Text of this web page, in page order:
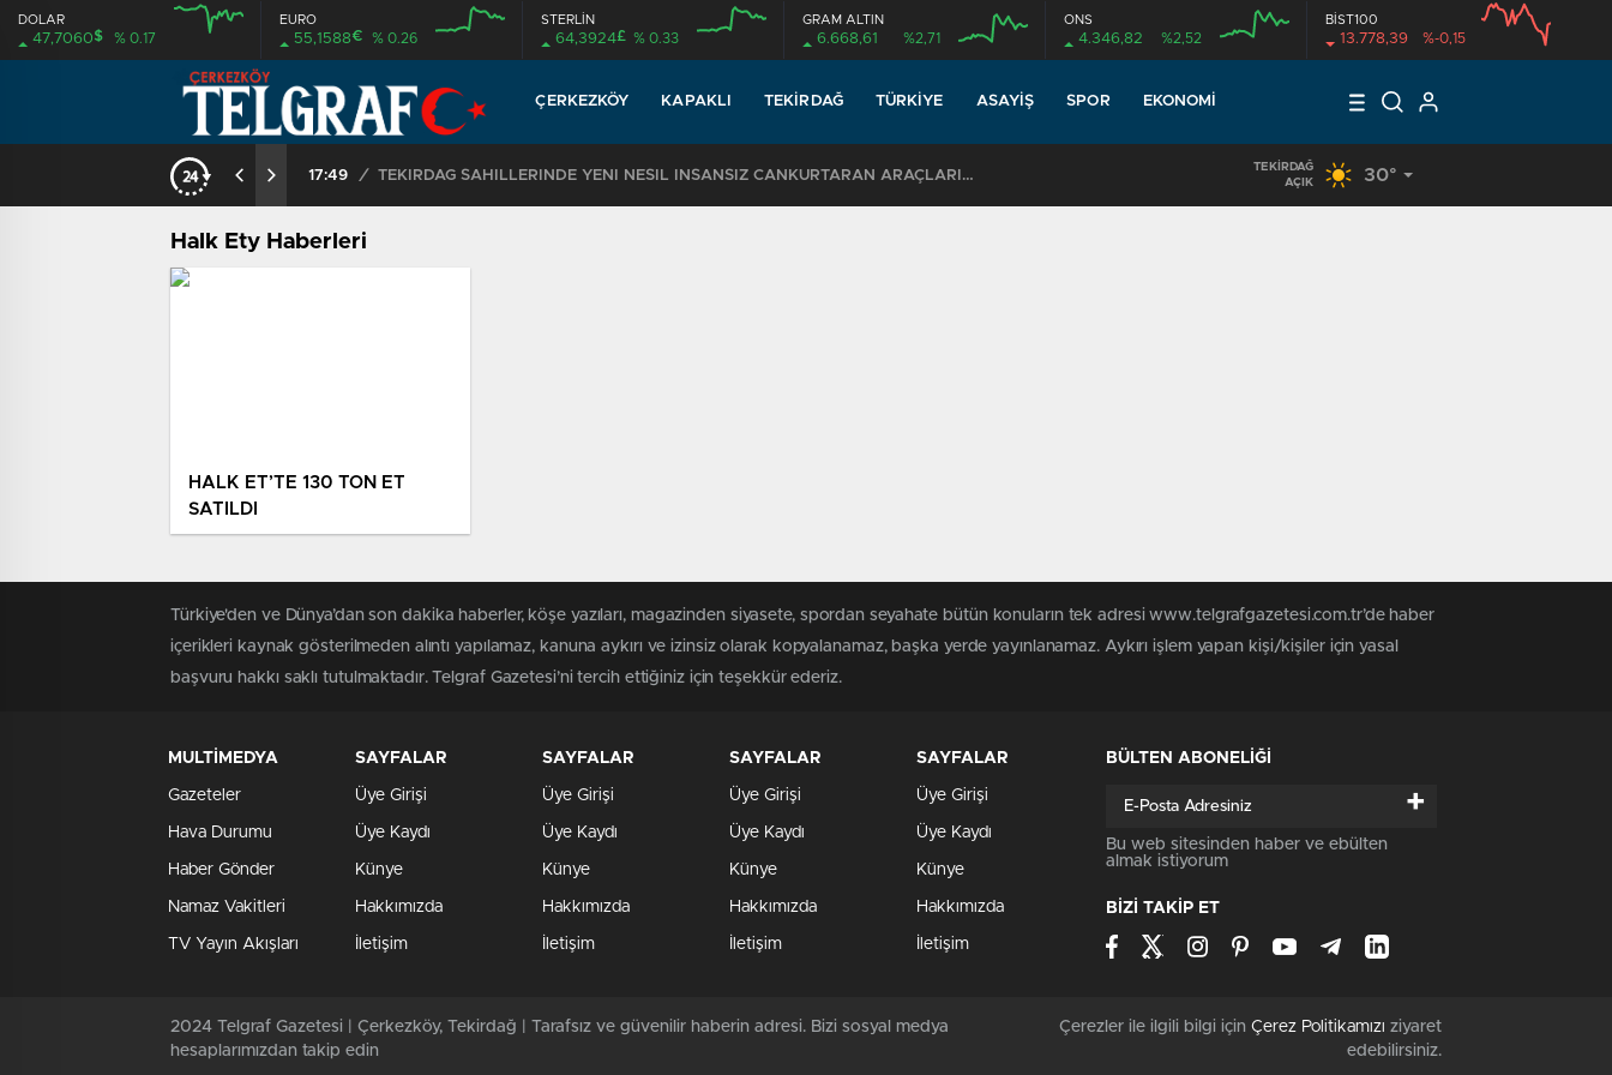
DOLAR
47,7060$ % 0.17
EURO
55,1588€ % 0.26
STERLİN
64,3924£ % 0.33
GRAM ALTIN
6.668,61 %2,71
ONS
4.346,82 %2,52
BİST100
13.778,39 %-0,15
ÇERKEZKÖY KAPAKLI TEKIRDAĞ TÜRKIYE ASAYIŞ SPOR EKONOMI
17:49 / TEKİRDAĞ SAHİLLERİNDE YENİ NESİL İNSANSIZ CANKURTARAN ARAÇLARI GÖREVDE KUR’AN KURSU ÖĞRENCİLERİNE DONDURMA İKRAMI
TEKIRDAĞ
AÇIK
30°
Halk Ety Haberleri
HALK ET’TE 130 TON ET
SATILDI
Türkiye'den ve Dünya’dan son dakika haberler, köşe yazıları, magazinden siyasete, spordan seyahate bütün konuların tek adresi www.telgrafgazetesi.com.tr’de haber
içerikleri kaynak gösterilmeden alıntı yapılamaz, kanuna aykırı ve izinsiz olarak kopyalanamaz, başka yerde yayınlanamaz. Aykırı işlem yapan kişi/kişiler için yasal
başvuru hakkı saklı tutulmaktadır. Telgraf Gazetesi’ni tercih ettiğiniz için teşekkür ederiz.
MULTİMEDYA
Gazeteler
Hava Durumu
Haber Gönder
Namaz Vakitleri
TV Yayın Akışları
SAYFALAR
Üye Girişi
Üye Kaydı
Künye
Hakkımızda
İletişim
SAYFALAR
Üye Girişi
Üye Kaydı
Künye
Hakkımızda
İletişim
SAYFALAR
Üye Girişi
Üye Kaydı
Künye
Hakkımızda
İletişim
SAYFALAR
Üye Girişi
Üye Kaydı
Künye
Hakkımızda
İletişim
BÜLTEN ABONELİĞİ
+
Bu web sitesinden haber ve ebülten
almak istiyorum
BİZİ TAKİP ET
2024 Telgraf Gazetesi | Çerkezköy, Tekirdağ | Tarafsız ve güvenilir haberin adresi. Bizi sosyal medya
hesaplarımızdan takip edin
Çerezler ile ilgili bilgi için Çerez Politikamızı ziyaret
edebilirsiniz.